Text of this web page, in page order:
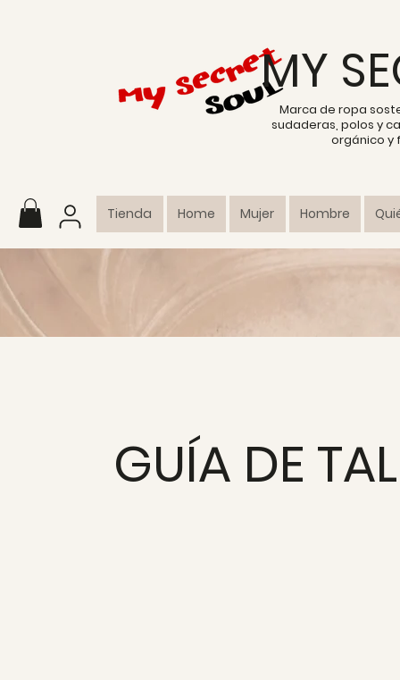
MY
Marca de ropa
sudaderas, polos y
orgánico y
Tienda Home Mujer Hombre
GUÍA DE